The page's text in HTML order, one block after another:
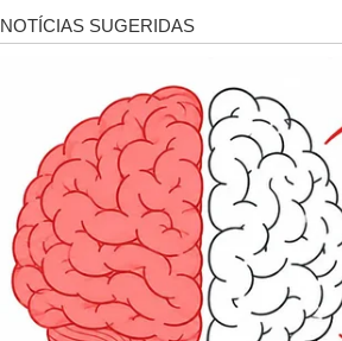
acidente com a embarcação.
estavam no local conseguiram
mas o humorista não
grande repercussão na época
homenagens de colegas,
admiradores de seu trabalho.
Mesmo passados muitos anos,
Arnaud Rodrigues continua vivo.